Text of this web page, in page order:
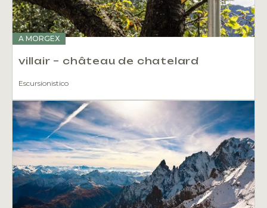
A MORGEX
villair – château de chatelard
Escursionistico